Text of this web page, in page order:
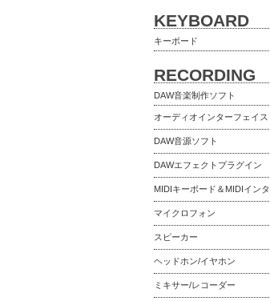
KEYBOARD
キーボード
RECORDING
DAW音楽制作ソフト
オーディオインターフェイス
DAW音源ソフト
DAWエフェクトプラグイン
MIDIキーボード＆MIDIイン
マイクロフォン
スピーカー
ヘッドホン/イヤホン
ミキサー/レコーダー